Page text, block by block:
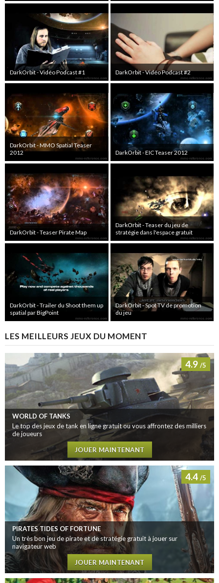
DarkOrbit - Vidéo Podcast #1 DarkOrbit - Vidéo Podcast #2
DarkOrbit - MMO Spatial Teaser
2012
DarkOrbit - EIC Teaser 2012
DarkOrbit - Teaser Pirate Map
DarkOrbit - Teaser du jeu de
stratégie dans l'espace gratuit
DarkOrbit - Trailer du Shoot them up
spatial par BigPoint
DarkOrbit - Spot TV de promotion
du jeu
LES MEILLEURS JEUX DU MOMENT
4.9 /5
WORLD OF TANKS
Le top des jeux de tank en ligne gratuit ou vous affrontez des milliers
de joueurs
JOUER MAINTENANT
4.4 /5
PIRATES TIDES OF FORTUNE
Un très bon jeu de pirate et de stratégie gratuit à jouer sur
navigateur web
JOUER MAINTENANT